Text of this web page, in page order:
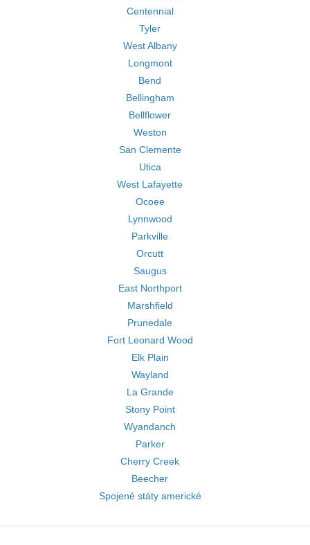
Centennial
Tyler
West Albany
Longmont
Bend
Bellingham
Bellflower
Weston
San Clemente
Utica
West Lafayette
Ocoee
Lynnwood
Parkville
Orcutt
Saugus
East Northport
Marshfield
Prunedale
Fort Leonard Wood
Elk Plain
Wayland
La Grande
Stony Point
Wyandanch
Parker
Cherry Creek
Beecher
Spojené státy americké